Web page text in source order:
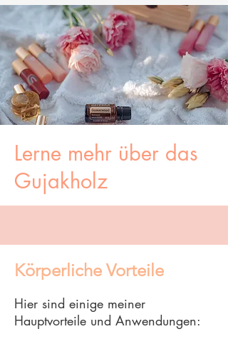
Lerne mehr über das
Gujakholz
Körperliche Vorteile
Hier sind einige meiner
Hauptvorteile und Anwendungen: